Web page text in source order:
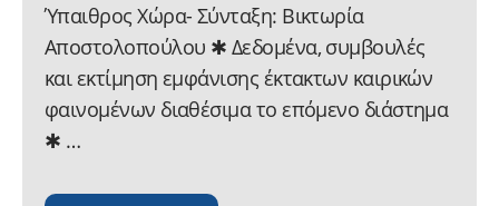
Ύπαιθρος Χώρα- Σύνταξη: Βικτωρία
Αποστολοπούλου ✱ Δεδομένα, συμβουλές
και εκτίμηση εμφάνισης έκτακτων καιρικών
φαινομένων διαθέσιμα το επόμενο διάστημα
✱ …